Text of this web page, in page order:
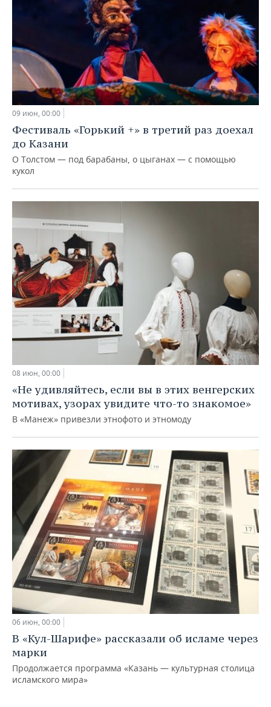
09 июн, 00:00
Фестиваль «Горький +» в третий раз доехал
до Казани
О Толстом — под барабаны, о цыганах — с помощью
кукол
08 июн, 00:00
«Не удивляйтесь, если вы в этих венгерских
мотивах, узорах увидите что-то знакомое»
В «Манеж» привезли этнофото и этномоду
06 июн, 00:00
В «Кул-Шарифе» рассказали об исламе через
марки
Продолжается программа «Казань — культурная столица
исламского мира»